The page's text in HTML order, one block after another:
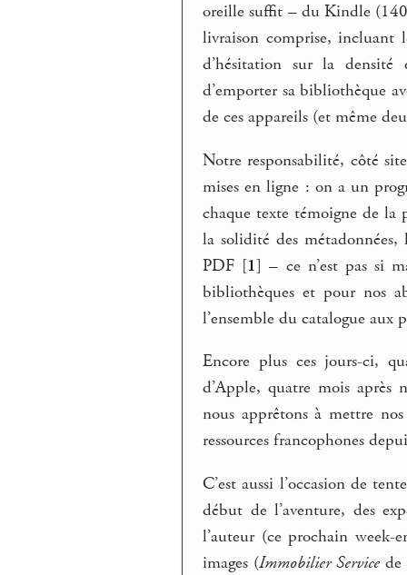
oreille suffit – du Kindle
livraison comprise, incluant
d’hésitation sur la
d’emporter sa bibliothèque
de ces appareils (et même
Notre responsabilité, côté
mises en ligne : on a un
chaque texte témoigne de la
la solidité des métadonnées,
PDF [1] – ce n’est pas si
bibliothèques et pour nos
l’ensemble du catalogue aux
Encore plus ces jours-ci,
d’Apple, quatre mois après
nous apprêtons à mettre
ressources francophones
C’est aussi l’occasion de
début de l’aventure, des
l’auteur (ce prochain
images (Immobilier Servicede